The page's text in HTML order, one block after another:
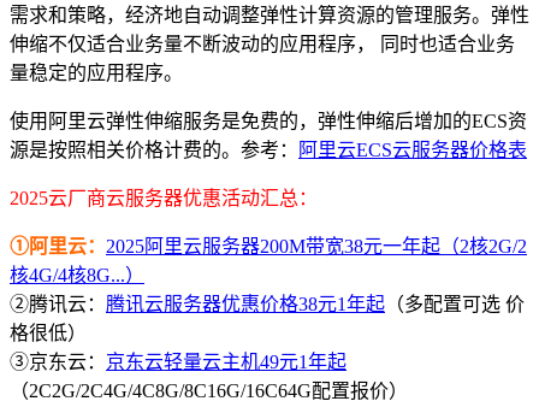
需求和策略，经济地自动调整弹性计算资源的管理服务。弹性
伸缩不仅适合业务量不断波动的应用程序， 同时也适合业务
量稳定的应用程序。
使用阿里云弹性伸缩服务是免费的，弹性伸缩后增加的ECS资
源是按照相关价格计费的。参考：
阿里云ECS云服务器价格表
2025云厂商云服务器优惠活动汇总：
①阿里云： 2025阿里云服务器200M带宽38元一年起（2核2G/2
核4G/4核8G...）
②腾讯云： 腾讯云服务器优惠价格38元1年起 （多配置可选 价
格很低）
③京东云： 京东云轻量云主机49元1年起
（2C2G/2C4G/4C8G/8C16G/16C64G配置报价）